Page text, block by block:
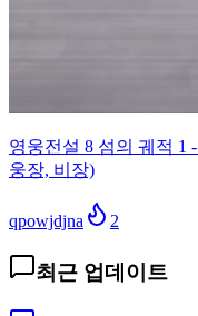
영웅전설 8 섬의 궤적 1
웅장, 비장)
qpowjdjna 2
최근 업데이트